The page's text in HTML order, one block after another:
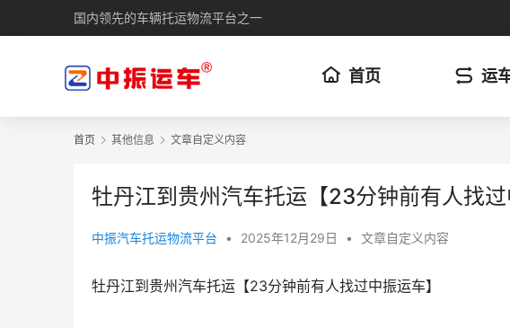
国内领先的车辆托运物流平台之一
首页 运
首页 其他信息 文章自定义内容
牡丹江到贵州汽车托运【23分钟前有人找过
中振汽车托运物流平台 • 2025年12月29日 • 文章自定义内容
牡丹江到贵州汽车托运【23分钟前有人找过中振运车】